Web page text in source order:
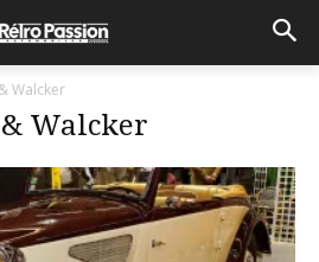
Walcker
Walcker